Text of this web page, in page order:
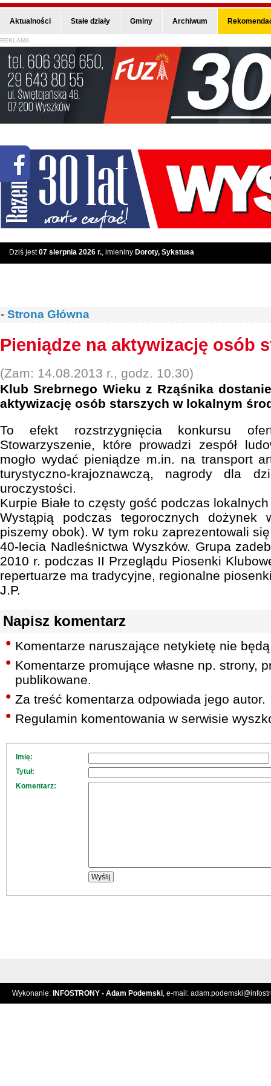
Aktualności Stałe działy Gminy Archiwum
REKLAMA
Dziś jest07 sierpnia 2026 r., imieniny Doroty, Sykstusa
- Strona Główna
Pieniądze na aktywizację osób
(Zam: 14.08.2013 r., godz. 10.30)
Klub Srebrnego Wieku z Rząśnika
aktywizację osób starszych w lokalnym
To efekt rozstrzygnięcia konkursu
Stowarzyszenie, które prowadzi zespół
mogło wydać pieniądze m.in. na transport
turystyczno-krajoznawczą, nagrody dla
uroczystości.
Kurpie Białe to częsty gość podczas
Wystąpią podczas tegorocznych dożynek
piszemy obok). W tym roku zaprezentowali
40-lecia Nadleśnictwa Wyszków. Grupa
2010 r. podczas II Przeglądu Piosenki
repertuarze ma tradycyjne, regionalne
J.P.
Napisz komentarz
Komentarze naruszające netykietę nie
Komentarze promujące własne np. strony,
publikowane.
Za treść komentarza odpowiada jego autor.
Regulamin komentowania w serwisie
Imię:
Tytuł:
Komentarz:
Wykonanie: INFOSTRONY - Adam Podemski, e-mail: